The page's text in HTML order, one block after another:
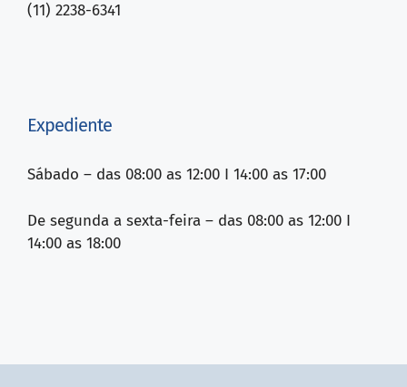
(11) 2238-6341
Expediente
Sábado – das 08:00 as 12:00 I 14:00 as 17:00
De segunda a sexta-feira – das 08:00 as 12:00 I
14:00 as 18:00